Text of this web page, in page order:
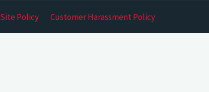
Site Policy Customer Harassment Policy